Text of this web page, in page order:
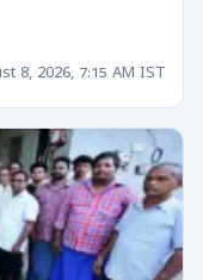
8, 2026, 7:15 AM IST